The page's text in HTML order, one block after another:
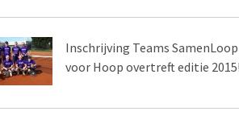
Inschrijving Teams SamenLoop
voor Hoop overtreft editie 2015!